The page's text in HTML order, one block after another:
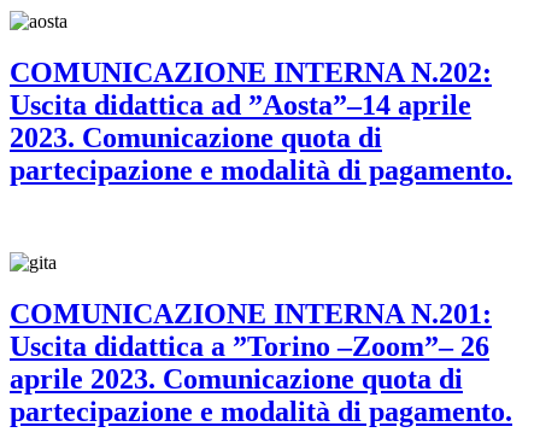
COMUNICAZIONE INTERNA N.202:
Uscita didattica ad ”Aosta”–14 aprile
2023. Comunicazione quota di
partecipazione e modalità di pagamento.
COMUNICAZIONE INTERNA N.201:
Uscita didattica a ”Torino –Zoom”– 26
aprile 2023. Comunicazione quota di
partecipazione e modalità di pagamento.